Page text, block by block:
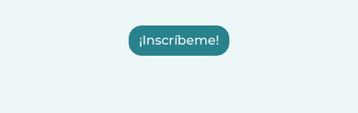
¡Inscríbeme!